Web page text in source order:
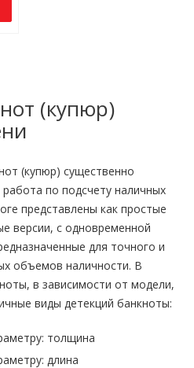
(купюр)
(купюр) существенно
по подсчету наличных
представлены как простые
версии, с одновременной
для точного и
объемов наличности. В
в зависимости от модели,
виды детекций банкноты:
толщина
длина